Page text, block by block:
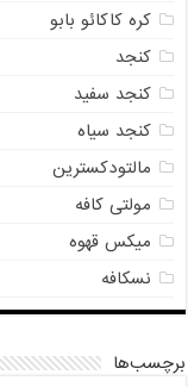
کره کاکائو بابو
کنجد
کنجد سفید
کنجد سیاه
مالتودکسترین
مولتی کافه
میکس قهوه
نسکافه
برچسب‌ها